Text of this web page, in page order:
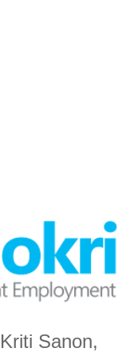
Sanon,